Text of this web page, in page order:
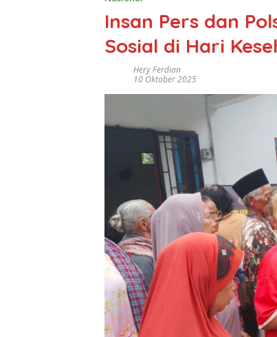
Insan Pers dan
Sosial di Hari
Hery Ferdian
10 Oktober 2025